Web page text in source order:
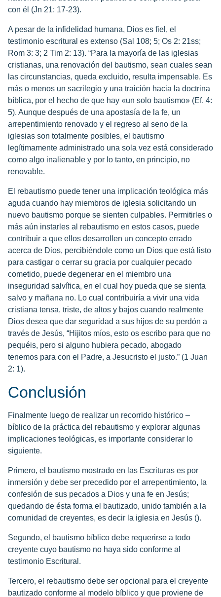
con él (Jn 21: 17-23).
A pesar de la infidelidad humana, Dios es fiel, el
testimonio escritural es extenso (Sal 108; 5; Os 2: 21ss;
Rom 3: 3; 2 Tim 2: 13). “Para la mayoría de las iglesias
cristianas, una renovación del bautismo, sean cuales sean
las circunstancias, queda excluido, resulta impensable. Es
más o menos un sacrilegio y una traición hacia la doctrina
bíblica, por el hecho de que hay «un solo bautismo» (Ef. 4:
5). Aunque después de una apostasía de la fe, un
arrepentimiento renovado y el regreso al seno de la
iglesias son totalmente posibles, el bautismo
legítimamente administrado una sola vez está considerado
como algo inalienable y por lo tanto, en principio, no
renovable.
El rebautismo puede tener una implicación teológica más
aguda cuando hay miembros de iglesia solicitando un
nuevo bautismo porque se sienten culpables. Permitirles o
más aún instarles al rebautismo en estos casos, puede
contribuir a que ellos desarrollen un concepto errado
acerca de Dios, percibiéndole como un Dios que está listo
para castigar o cerrar su gracia por cualquier pecado
cometido, puede degenerar en el miembro una
inseguridad salvífica, en el cual hoy pueda que se sienta
salvo y mañana no. Lo cual contribuiría a vivir una vida
cristiana tensa, triste, de altos y bajos cuando realmente
Dios desea que dar seguridad a sus hijos de su perdón a
través de Jesús, “Hijitos míos, esto os escribo para que no
pequéis, pero si alguno hubiera pecado, abogado
tenemos para con el Padre, a Jesucristo el justo.” (1 Juan
2: 1).
Conclusión
Finalmente luego de realizar un recorrido histórico –
bíblico de la práctica del rebautismo y explorar algunas
implicaciones teológicas, es importante considerar lo
siguiente.
Primero, el bautismo mostrado en las Escrituras es por
inmersión y debe ser precedido por el arrepentimiento, la
confesión de sus pecados a Dios y una fe en Jesús;
quedando de ésta forma el bautizado, unido también a la
comunidad de creyentes, es decir la iglesia en Jesús ().
Segundo, el bautismo bíblico debe requerirse a todo
creyente cuyo bautismo no haya sido conforme al
testimonio Escritural.
Tercero, el rebautismo debe ser opcional para el creyente
bautizado conforme al modelo bíblico y que proviene de